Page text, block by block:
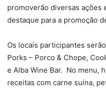
promoverão diversas ações
destaque para a promoção
Os locais participantes
Porks – Porco & Chope,
e Alba Wine Bar. No menu,
receitas com carne suína,